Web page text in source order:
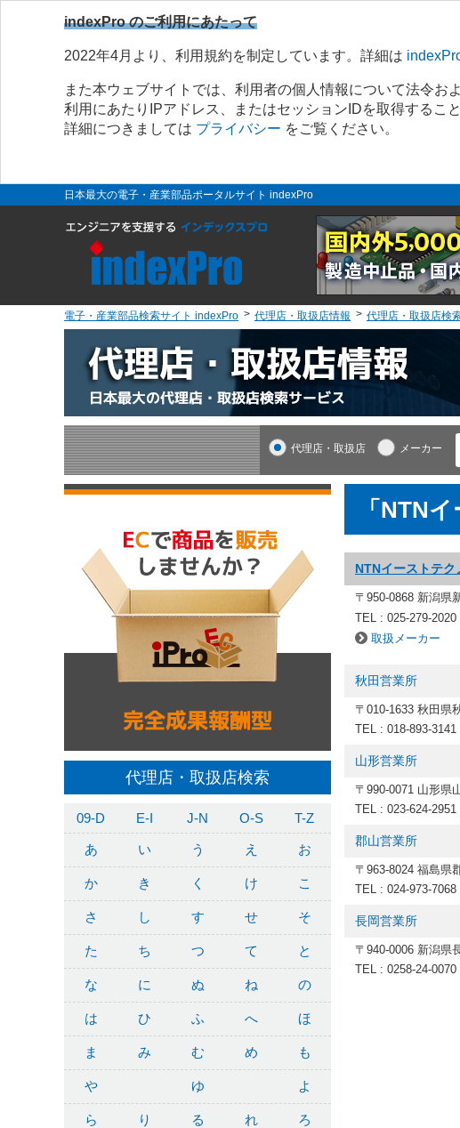
indexPro のご利用にあたって
2022年4月より、利用規約を制定しています。詳細は
また本ウェブサイトでは、利用者の個人情報について法令
利用にあたりIPアドレス、またはセッションIDを取得するこ
詳細につきましては プライバシー をご覧ください。
日本最大の電子・産業部品ポータルサイト indexPro
電子・産業部品検索サイト indexPro 代理店・取扱店情報 代理店・取扱店検
代理店・取扱店 メーカー
代理店・取扱店検索
09-D E-I J-N O-S T-Z
あ い う え お
か き く け こ
さ し す せ そ
た ち つ て と
な に ぬ ね の
は ひ ふ へ ほ
ま み む め も
や ゆ よ
ら り る れ ろ
「NTN
NTNイーストテク
〒950-0868 新潟県
TEL : 025-279-2020
取扱メーカー
秋田営業所
〒010-1633 秋田県
TEL : 018-893-3141
山形営業所
〒990-0071 山形県
TEL : 023-624-2951
郡山営業所
〒963-8024 福島県
TEL : 024-973-7068
長岡営業所
〒940-0006 新潟県
TEL : 0258-24-0070